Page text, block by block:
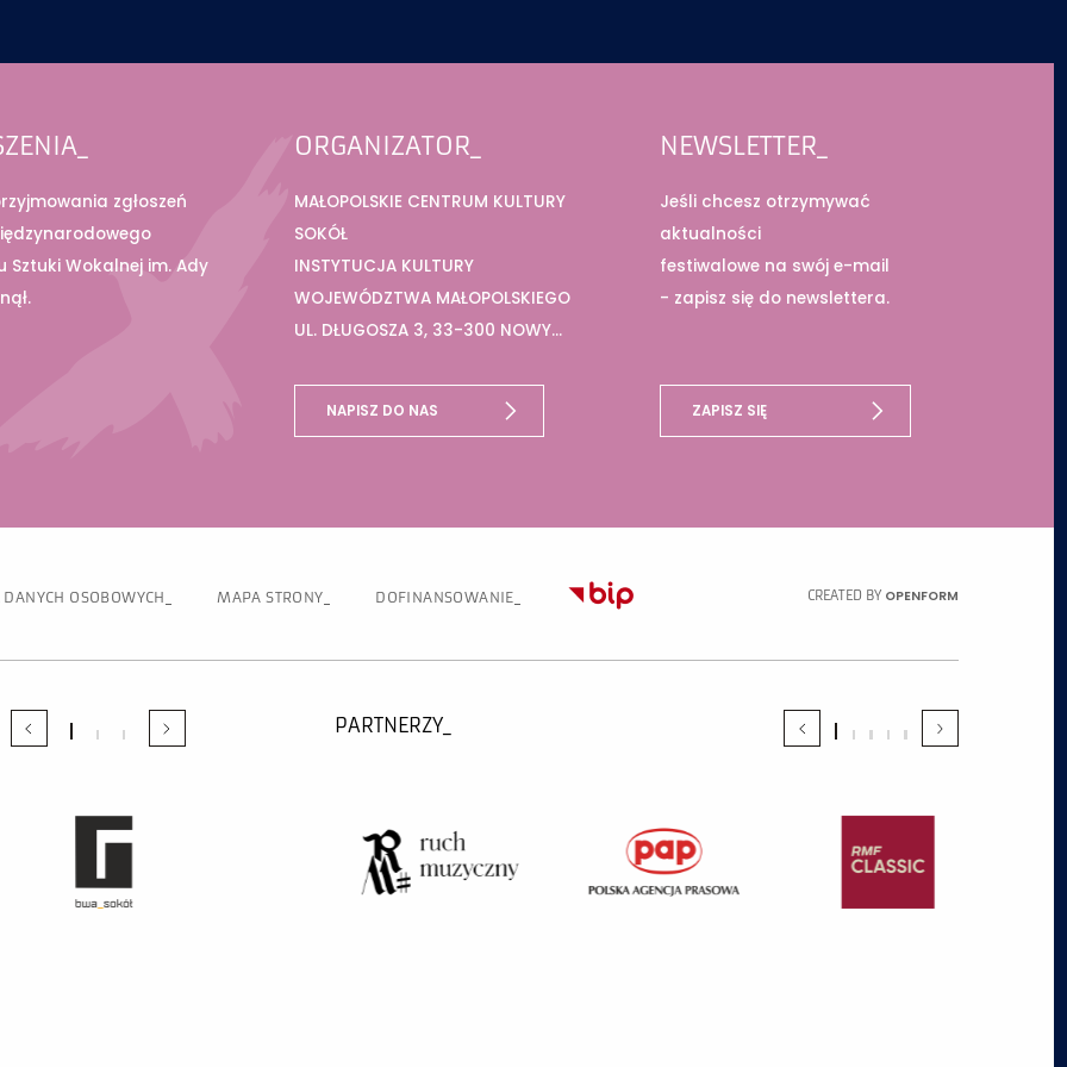
zgłoszeń
Sztuki Wokalnej im. Ady
ORGANIZATOR_
MAŁOPOLSKIE CENTRUM KULTURY
SOKÓŁ
INSTYTUCJA KULTURY
WOJEWÓDZTWA MAŁOPOLSKIEGO
UL. DŁUGOSZA 3, 33-300 NOWY
NAPISZ DO NAS
NEWSLETTER_
Jeśli chcesz otrzymywać
aktualności
festiwalowe na swój e-mail
- zapisz się do newslettera.
ZAPISZ SIĘ
OSOBOWYCH MAPA STRONY DOFINANSOWANIE CREATED BY OPENFORM
PARTNERZY_